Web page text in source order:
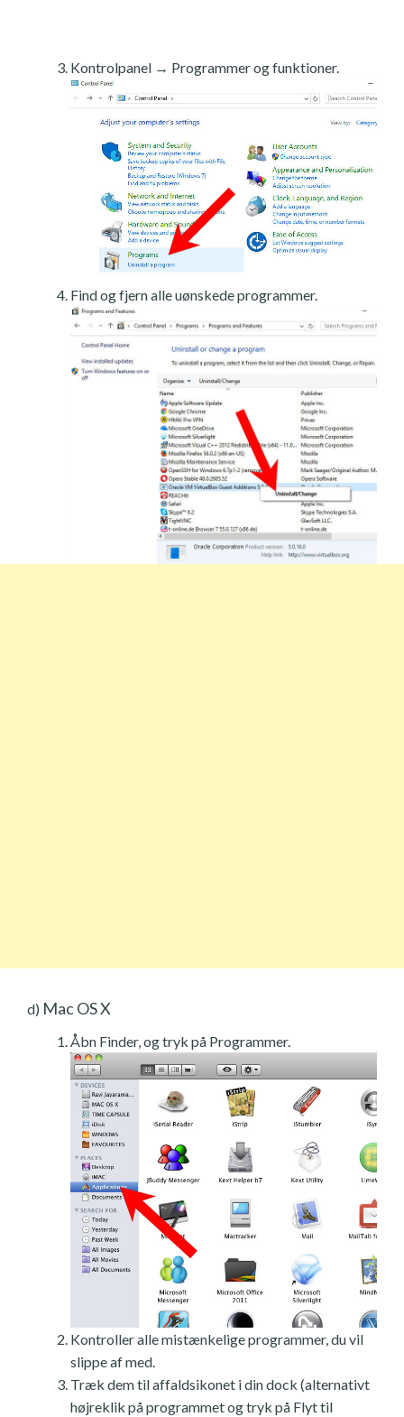
Kontrolpanel → Programmer og funktioner.
Find og fjern alle uønskede programmer.
d) Mac OS X
Åbn Finder, og tryk på Programmer.
Kontroller alle mistænkelige programmer, du vil
slippe af med.
Træk dem til affaldsikonet i din dock (alternativt
højreklik på programmet og tryk på Flyt til